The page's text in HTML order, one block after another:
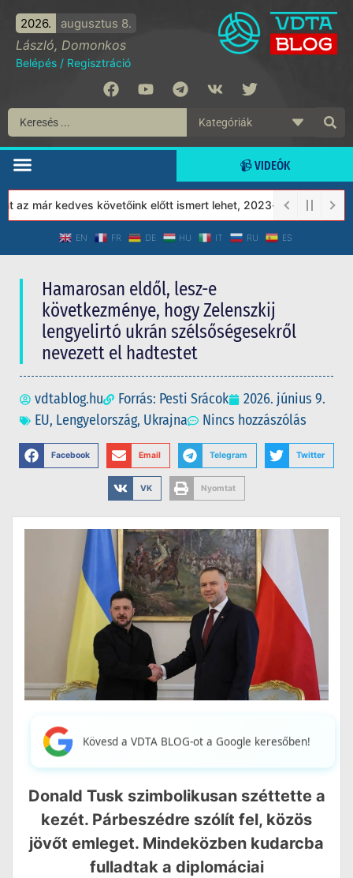
2026. augusztus 8.
László, Domonkos
Belépés / Regisztráció
📹 VIDEÓK
kedves követőink előtt ismert lehet, 2023-tól a Védett
EN FR DE HU IT RU ES
Hamarosan eldől, lesz-e
következménye, hogy Zelenszkij
lengyelirtó ukrán szélsőségesekről
nevezett el hadtestet
vdtablog.hu Forrás: Pesti Srácok
2026. június 9.
EU, Lengyelország, Ukrajna Nincs hozzászólás
Facebook Email Telegram Twitter
VK Nyomtat
Kövesd a VDTA BLOG-ot a Google keresőben!
Donald Tusk szimbolikusan széttette a
kezét. Párbeszédre szólít fel, közös
jövőt emleget. Mindeközben kudarcba
fulladtak a diplomáciai